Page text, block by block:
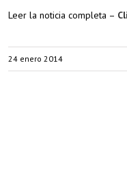
Leer la noticia completa –
24 enero 2014